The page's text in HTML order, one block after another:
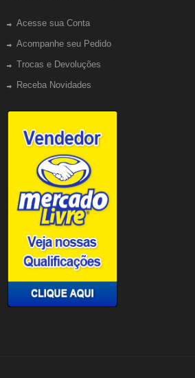
Acesse sua Conta
Acompanhe seu Pedido
Trocas e Devoluções
Receba Novidades